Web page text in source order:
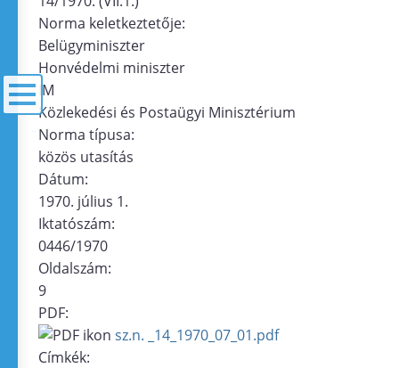
Norma keletkeztetője:
Belügyminiszter
Honvédelmi miniszter
IM
Közlekedési és Postaügyi Minisztérium
Norma típusa:
közös utasítás
Dátum:
1970. július 1.
Iktatószám:
0446/1970
Oldalszám:
9
PDF:
sz.n. _14_1970_07_01.pdf
Címkék: